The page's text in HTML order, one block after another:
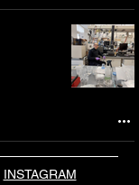
INSTAGRAM